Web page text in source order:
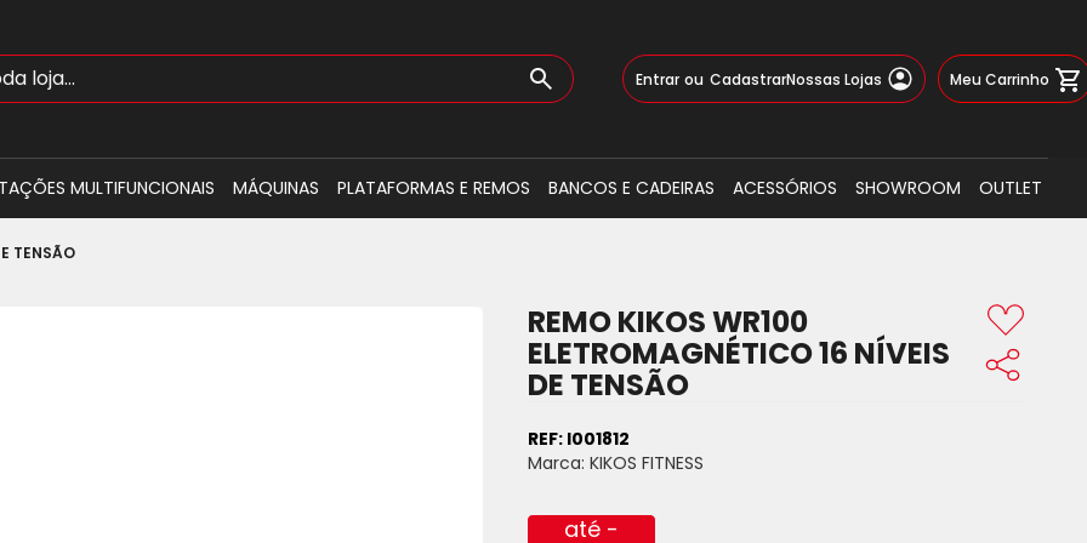
Pular
para
Entrar CadastrarNossas Lojas Meu Carrinho
MULTIFUNCIONAIS MÁQUINAS PLATAFORMAS E REMOS BANCOS E CADEIRAS ACESSÓRIOS SHOWROOM OUTLET
TENSÃO
REMO KIKOS WR100
ELETROMAGNÉTICO 16 NÍVEIS
DE TENSÃO
REF: I001812
Marca: KIKOS FITNESS
até -